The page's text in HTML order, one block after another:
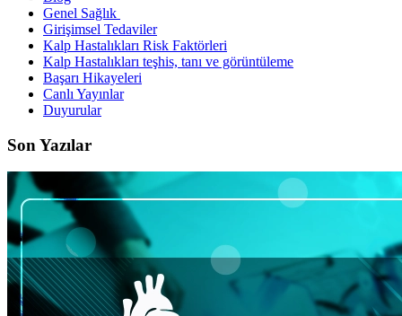
Genel Sağlık
Girişimsel Tedaviler
Kalp Hastalıkları Risk Faktörleri
Kalp Hastalıkları teşhis, tanı ve görüntüleme
Başarı Hikayeleri
Canlı Yayınlar
Duyurular
Son Yazılar